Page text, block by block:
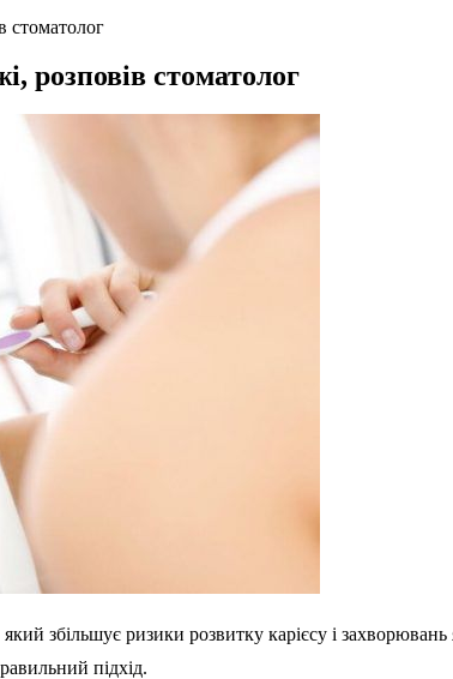
стоматолог
розповів стоматолог
збільшує ризики розвитку карієсу і
підхід.